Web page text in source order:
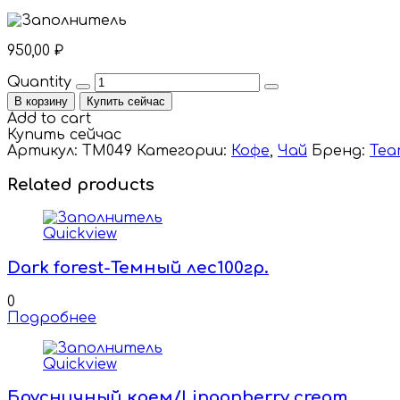
950,00 ₽
Quantity
В корзину Купить сейчас
Add to cart
Купить сейчас
Артикул: TM049 Категории: Кофе, Чай Бренд:
Related products
Quickview
Dark forest-Темный лес100гр.
0
Подробнее
Quickview